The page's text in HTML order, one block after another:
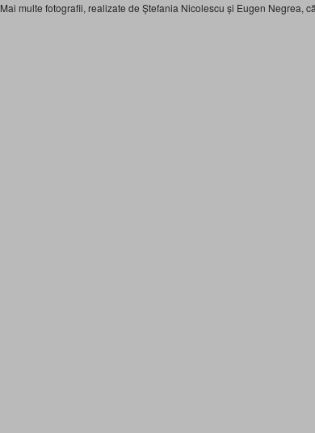
Mai multe fotografii, realizate de Ștefania Nicolescu și Eugen Negrea,